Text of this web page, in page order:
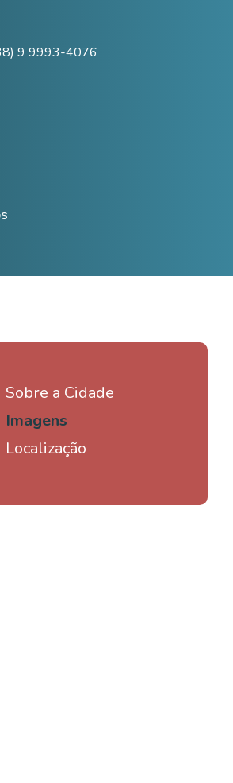
9 9993-4076
Sobre a Cidade
Imagens
Localização